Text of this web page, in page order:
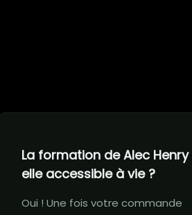
La formation de Alec
elle accessible à vie ?
Oui ! Une fois votre commande